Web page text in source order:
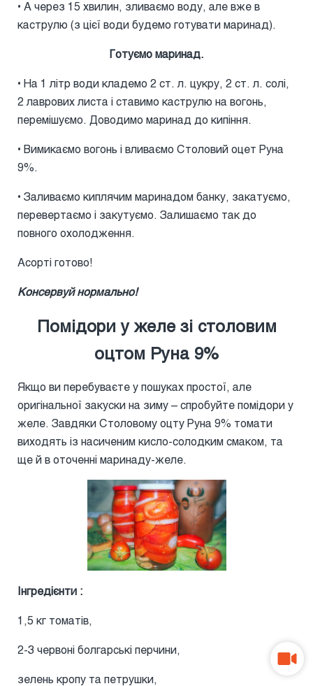
• А через 15 хвилин, зливаємо воду, але вже в
каструлю (з цієї води будемо готувати маринад).
Готуємо маринад.
• На 1 літр води кладемо 2 ст. л. цукру, 2 ст. л. солі,
2 лаврових листа і ставимо каструлю на вогонь,
перемішуємо. Доводимо маринад до кипіння.
• Вимикаємо вогонь і вливаємо Столовий оцет Руна
9%.
• Заливаємо киплячим маринадом банку, закатуємо,
перевертаємо і закутуємо. Залишаємо так до
повного охолодження.
Асорті готово!
Консервуй нормально!
Помідори у желе зі столовим
оцтом Руна 9%
Якщо ви перебуваєте у пошуках простої, але
оригінальної закуски на зиму – спробуйте помідори у
желе. Завдяки Столовому оцту Руна 9% томати
виходять із насиченим кисло-солодким смаком, та
ще й в оточенні маринаду-желе.
Інгредієнти :
1,5 кг томатів,
2-3 червоні болгарські перчини,
зелень кропу та петрушки,